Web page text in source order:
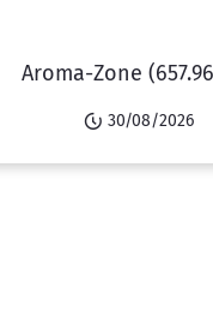
Aroma-Zone
30/08/2026